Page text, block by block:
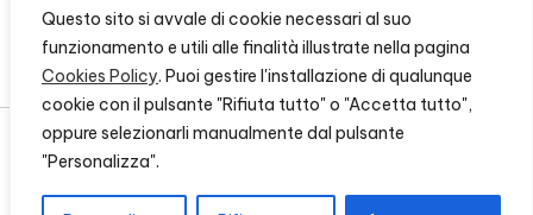
Questo sito si avvale di cookie necessari al suo
funzionamento e utili alle finalità illustrate nella pagina
Cookies Policy. Puoi gestire l'installazione di qualunque
cookie con il pulsante "Rifiuta tutto" o "Accetta tutto",
oppure selezionarli manualmente dal pulsante
"Personalizza".
Cookie policy
Contattaci
CREDITS